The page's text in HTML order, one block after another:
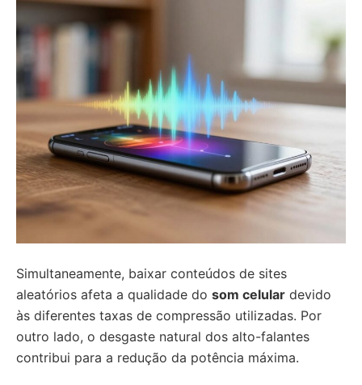
Simultaneamente, baixar conteúdos de sites
aleatórios afeta a qualidade do som celular devido
às diferentes taxas de compressão utilizadas. Por
outro lado, o desgaste natural dos alto-falantes
contribui para a redução da potência máxima.